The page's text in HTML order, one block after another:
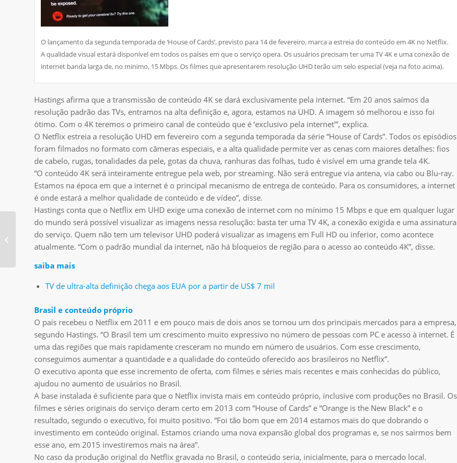
O lançamento da segunda temporada de ‘House of Cards’, previsto para 14 de fevereiro, marca a estreia do conteúdo em 4K no Netflix.
A qualidade visual estará disponível em todos os países em que o serviço opera. Os usuários precisam ter uma TV 4K e uma conexão de
internet banda larga de, no minimo, 15 Mbps. Os filmes que apresentarem resolução UHD terão um selo especial (veja na foto acima).
Hastings afirma que a transmissão de conteúdo 4K se dará exclusivamente pela internet. “Em 20 anos saímos da
resolução padrão das TVs, entramos na alta definição e, agora, estamos na UHD. A imagem só melhorou e isso foi
ótimo. Com o 4K teremos o primeiro canal de conteúdo que é ‘exclusivo pela internet'”, explica.
O Netflix estreia a resolução UHD em fevereiro com a segunda temporada da série “House of Cards”. Todos os episódios
foram filmados no formato com câmeras especiais, e a alta qualidade permite ver as cenas com maiores detalhes: fios
de cabelo, rugas, tonalidades da pele, gotas da chuva, ranhuras das folhas, tudo é visível em uma grande tela 4K.
“O conteúdo 4K será inteiramente entregue pela web, por streaming. Não será entregue via antena, via cabo ou Blu-ray.
Estamos na época em que a internet é o principal mecanismo de entrega de conteúdo. Para os consumidores, a internet
é onde estará a melhor qualidade de conteúdo e de vídeo”, disse.
Hastings conta que o Netflix em UHD exige uma conexão de internet com no mínimo 15 Mbps e que em qualquer lugar
do mundo será possível visualizar as imagens nessa resolução: basta ter uma TV 4K, a conexão exigida e uma assinatura
do serviço. Quem não tem um televisor UHD poderá visualizar as imagens em Full HD ou inferior, como acontece
atualmente. “Com o padrão mundial da internet, não há bloqueios de região para o acesso ao conteúdo 4K”, disse.
saiba mais
TV de ultra-alta definição chega aos EUA por a partir de US$ 7 mil
Brasil e conteúdo próprio
O país recebeu o Netflix em 2011 e em pouco mais de dois anos se tornou um dos principais mercados para a empresa,
segundo Hastings. “O Brasil tem um crescimento muito expressivo no número de pessoas com PC e acesso à internet. É
uma das regiões que mais rapidamente cresceram no mundo em número de usuários. Com esse crescimento,
conseguimos aumentar a quantidade e a qualidade do conteúdo oferecido aos brasileiros no Netflix”.
O executivo aponta que esse incremento de oferta, com filmes e séries mais recentes e mais conhecidas do público,
ajudou no aumento de usuários no Brasil.
A base instalada é suficiente para que o Netflix invista mais em conteúdo próprio, inclusive com produções no Brasil. Os
filmes e séries originais do serviço deram certo em 2013 com “House of Cards” e “Orange is the New Black” e o
resultado, segundo o executivo, foi muito positivo. “Foi tão bom que em 2014 estamos mais do que dobrando o
investimento em conteúdo original. Estamos criando uma nova expansão global dos programas e, se nos sairmos bem
esse ano, em 2015 investiremos mais na área”.
No caso da produção original do Netflix gravada no Brasil, o conteúdo seria, inicialmente, para o mercado local.
Tablets e smartphones
viram segunda tela de